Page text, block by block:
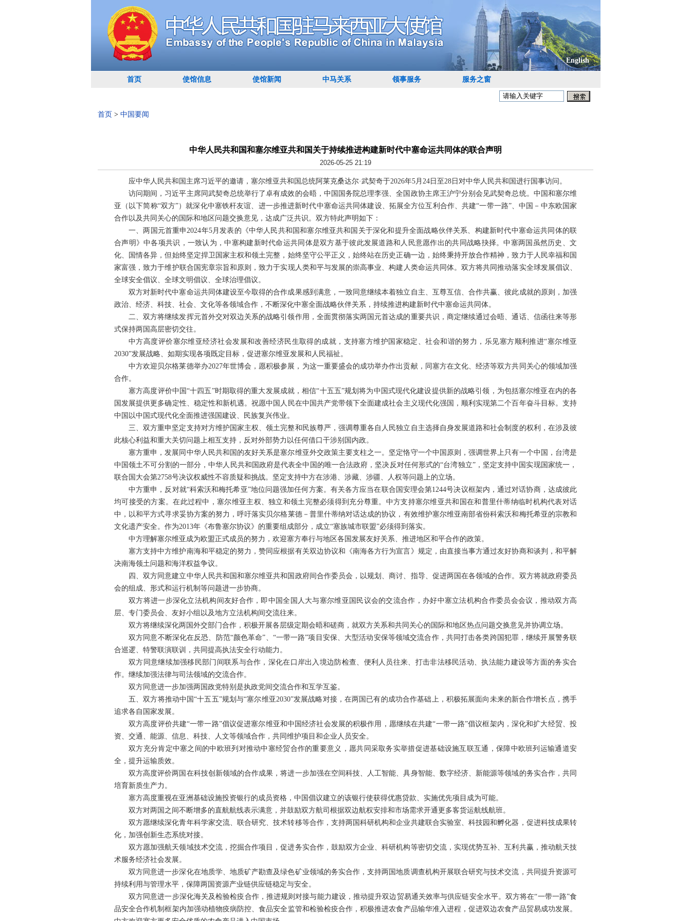
English
首页 使馆信息 使馆新闻 中马关系 领事服务 服务之窗
首页 > 中国要闻
中华人民共和国和塞尔维亚共和国关于持续推进构建新时代中塞命运共同体的联合声明
2026-05-25 21:19
应中华人民共和国主席习近平的邀请，塞尔维亚共和国总统阿莱克桑达尔·武契奇于2026年5月24日至28日对中华人民共和国进行国事访问。
访问期间，习近平主席同武契奇总统举行了卓有成效的会晤，中国国务院总理李强、全国政协主席王沪宁分别会见武契奇总统。中国和塞尔维
亚（以下简称“双方”）就深化中塞铁杆友谊、进一步推进新时代中塞命运共同体建设、拓展全方位互利合作、共建“一带一路”、中国－中东欧国家
合作以及共同关心的国际和地区问题交换意见，达成广泛共识。双方特此声明如下：
一、两国元首重申2024年5月发表的《中华人民共和国和塞尔维亚共和国关于深化和提升全面战略伙伴关系、构建新时代中塞命运共同体的联
合声明》中各项共识，一致认为，中塞构建新时代命运共同体是双方基于彼此发展道路和人民意愿作出的共同战略抉择。中塞两国虽然历史、文
化、国情各异，但始终坚定捍卫国家主权和领土完整，始终坚守公平正义，始终站在历史正确一边，始终秉持开放合作精神，致力于人民幸福和国
家富强，致力于维护联合国宪章宗旨和原则，致力于实现人类和平与发展的崇高事业、构建人类命运共同体。双方将共同推动落实全球发展倡议、
全球安全倡议、全球文明倡议、全球治理倡议。
双方对新时代中塞命运共同体建设至今取得的合作成果感到满意，一致同意继续本着独立自主、互尊互信、合作共赢、彼此成就的原则，加强
政治、经济、科技、社会、文化等各领域合作，不断深化中塞全面战略伙伴关系，持续推进构建新时代中塞命运共同体。
二、双方将继续发挥元首外交对双边关系的战略引领作用，全面贯彻落实两国元首达成的重要共识，商定继续通过会晤、通话、信函往来等形
式保持两国高层密切交往。
中方高度评价塞尔维亚经济社会发展和改善经济民生取得的成就，支持塞方维护国家稳定、社会和谐的努力，乐见塞方顺利推进“塞尔维亚
2030”发展战略、如期实现各项既定目标，促进塞尔维亚发展和人民福祉。
中方欢迎贝尔格莱德举办2027年世博会，愿积极参展，为这一重要盛会的成功举办作出贡献，同塞方在文化、经济等双方共同关心的领域加强
合作。
塞方高度评价中国“十四五”时期取得的重大发展成就，相信“十五五”规划将为中国式现代化建设提供新的战略引领，为包括塞尔维亚在内的各
国发展提供更多确定性、稳定性和新机遇。祝愿中国人民在中国共产党带领下全面建成社会主义现代化强国，顺利实现第二个百年奋斗目标。支持
中国以中国式现代化全面推进强国建设、民族复兴伟业。
三、双方重申坚定支持对方维护国家主权、领土完整和民族尊严，强调尊重各自人民独立自主选择自身发展道路和社会制度的权利，在涉及彼
此核心利益和重大关切问题上相互支持，反对外部势力以任何借口干涉别国内政。
塞方重申，发展同中华人民共和国的友好关系是塞尔维亚外交政策主要支柱之一。坚定恪守一个中国原则，强调世界上只有一个中国，台湾是
中国领土不可分割的一部分，中华人民共和国政府是代表全中国的唯一合法政府，坚决反对任何形式的“台湾独立”，坚定支持中国实现国家统一，
联合国大会第2758号决议权威性不容质疑和挑战。坚定支持中方在涉港、涉藏、涉疆、人权等问题上的立场。
中方重申，反对就“科索沃和梅托希亚”地位问题强加任何方案。有关各方应当在联合国安理会第1244号决议框架内，通过对话协商，达成彼此
均可接受的方案。在此过程中，塞尔维亚主权、独立和领土完整必须得到充分尊重。中方支持塞尔维亚共和国在和普里什蒂纳临时机构代表对话
中，以和平方式寻求妥协方案的努力，呼吁落实贝尔格莱德－普里什蒂纳对话达成的协议，有效维护塞尔维亚南部省份科索沃和梅托希亚的宗教和
文化遗产安全。作为2013年《布鲁塞尔协议》的重要组成部分，成立“塞族城市联盟”必须得到落实。
中方理解塞尔维亚成为欧盟正式成员的努力，欢迎塞方奉行与地区各国发展友好关系、推进地区和平合作的政策。
塞方支持中方维护南海和平稳定的努力，赞同应根据有关双边协议和《南海各方行为宣言》规定，由直接当事方通过友好协商和谈判，和平解
决南海领土问题和海洋权益争议。
四、双方同意建立中华人民共和国和塞尔维亚共和国政府间合作委员会，以规划、商讨、指导、促进两国在各领域的合作。双方将就政府委员
会的组成、形式和运行机制等问题进一步协商。
双方将进一步深化立法机构间友好合作，即中国全国人大与塞尔维亚国民议会的交流合作，办好中塞立法机构合作委员会会议，推动双方高
层、专门委员会、友好小组以及地方立法机构间交流往来。
双方将继续深化两国外交部门合作，积极开展各层级定期会晤和磋商，就双方关系和共同关心的国际和地区热点问题交换意见并协调立场。
双方同意不断深化在反恐、防范“颜色革命”、“一带一路”项目安保、大型活动安保等领域交流合作，共同打击各类跨国犯罪，继续开展警务联
合巡逻、特警联演联训，共同提高执法安全行动能力。
双方同意继续加强移民部门间联系与合作，深化在口岸出入境边防检查、便利人员往来、打击非法移民活动、执法能力建设等方面的务实合
作。继续加强法律与司法领域的交流合作。
双方同意进一步加强两国政党特别是执政党间交流合作和互学互鉴。
五、双方将推动中国“十五五”规划与“塞尔维亚2030”发展战略对接，在两国已有的成功合作基础上，积极拓展面向未来的新合作增长点，携手
追求各自国家发展。
双方高度评价共建“一带一路”倡议促进塞尔维亚和中国经济社会发展的积极作用，愿继续在共建“一带一路”倡议框架内，深化和扩大经贸、投
资、交通、能源、信息、科技、人文等领域合作，共同维护项目和企业人员安全。
双方充分肯定中塞之间的中欧班列对推动中塞经贸合作的重要意义，愿共同采取务实举措促进基础设施互联互通，保障中欧班列运输通道安
全，提升运输质效。
双方高度评价两国在科技创新领域的合作成果，将进一步加强在空间科技、人工智能、具身智能、数字经济、新能源等领域的务实合作，共同
培育新质生产力。
塞方高度重视在亚洲基础设施投资银行的成员资格，中国倡议建立的该银行使获得优惠贷款、实施优先项目成为可能。
双方对两国之间不断增多的直航航线表示满意，并鼓励双方航司根据双边航权安排和市场需求开通更多客货运航线航班。
双方愿继续深化青年科学家交流、联合研究、技术转移等合作，支持两国科研机构和企业共建联合实验室、科技园和孵化器，促进科技成果转
化，加强创新生态系统对接。
双方愿加强航天领域技术交流，挖掘合作项目，促进务实合作，鼓励双方企业、科研机构等密切交流，实现优势互补、互利共赢，推动航天技
术服务经济社会发展。
双方同意进一步深化在地质学、地质矿产勘查及绿色矿业领域的务实合作，支持两国地质调查机构开展联合研究与技术交流，共同提升资源可
持续利用与管理水平，保障两国资源产业链供应链稳定与安全。
双方同意进一步深化海关及检验检疫合作，推进规则对接与能力建设，推动提升双边贸易通关效率与供应链安全水平。双方将在“一带一路”食
品安全合作机制框架内加强动植物疫病防控、食品安全监管和检验检疫合作，积极推进农食产品输华准入进程，促进双边农食产品贸易成功发展。